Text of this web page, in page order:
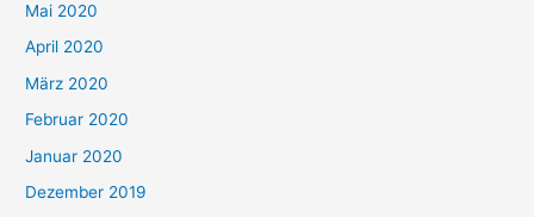
Mai 2020
April 2020
März 2020
Februar 2020
Januar 2020
Dezember 2019